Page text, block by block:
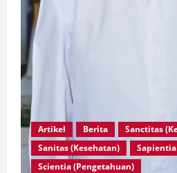
Artikel Berita
Sanctitas
Sanitas (Kesehatan)
Scientia (Pengetahuan)